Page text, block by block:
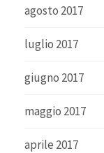
agosto 2017
luglio 2017
giugno 2017
maggio 2017
aprile 2017